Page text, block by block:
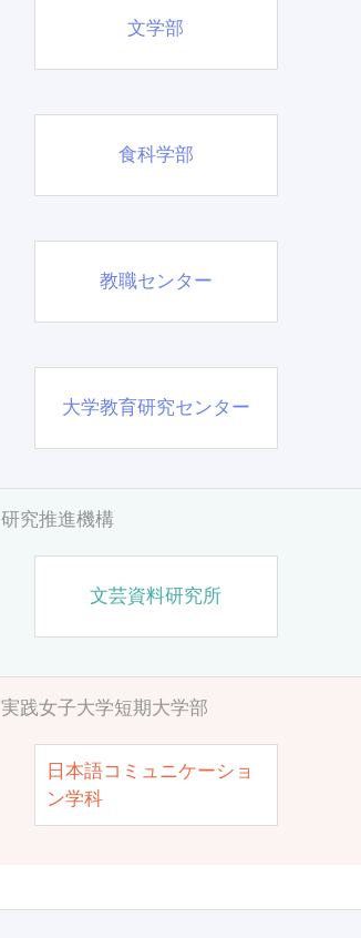
文学部
食科学部
教職センター
大学教育研究センター
研究推進機構
文芸資料研究所
実践女子大学短期大学部
日本語コミュニケーショ
ン学科